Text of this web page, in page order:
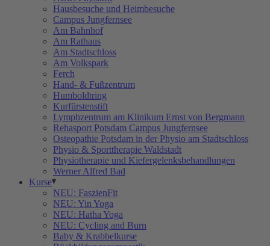
Hausbesuche und Heimbesuche
Campus Jungfernsee
Am Bahnhof
Am Rathaus
Am Stadtschloss
Am Volkspark
Ferch
Hand- & Fußzentrum
Humboldtring
Kurfürstenstift
Lymphzentrum am Klinikum Ernst von Bergmann
Rehasport Potsdam Campus Jungfernsee
Osteopathie Potsdam in der Physio am Stadtschloss
Physio & Sporttherapie Waldstadt
Physiotherapie und Kiefergelenksbehandlungen
Werner Alfred Bad
Kurse
NEU: FaszienFit
NEU: Yin Yoga
NEU: Hatha Yoga
NEU: Cycling and Burn
Baby & Krabbelkurse